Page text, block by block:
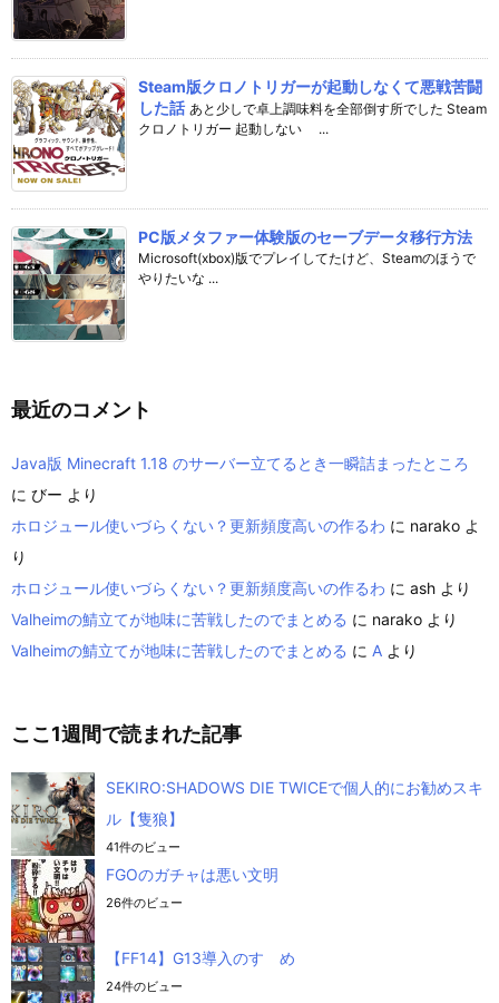
Steam版クロノトリガーが起動しなくて悪戦苦闘
した話 あと少しで卓上調味料を全部倒す所でした Steam
クロノトリガー 起動しない ...
PC版メタファー体験版のセーブデータ移行方法
Microsoft(xbox)版でプレイしてたけど、Steamのほうで
やりたいな ...
最近のコメント
Java版 Minecraft 1.18 のサーバー立てるとき一瞬詰まったところ
に びー より
ホロジュール使いづらくない？更新頻度高いの作るわ に narako よ
り
ホロジュール使いづらくない？更新頻度高いの作るわ に ash より
Valheimの鯖立てが地味に苦戦したのでまとめる に narako より
Valheimの鯖立てが地味に苦戦したのでまとめる に A より
ここ1週間で読まれた記事
SEKIRO:SHADOWS DIE TWICEで個人的にお勧めスキ
ル【隻狼】
41件のビュー
FGOのガチャは悪い文明
26件のビュー
【FF14】G13導入のすゝめ
24件のビュー